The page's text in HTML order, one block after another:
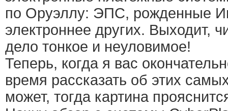
по Оруэллу: ЭПС, рожденные
электроннее других. Выходит,
дело тонкое и неуловимое!
Теперь, когда я вас
время рассказать об этих
может, тогда картина